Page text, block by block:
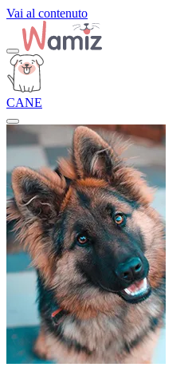
Vai al contenuto
CANE